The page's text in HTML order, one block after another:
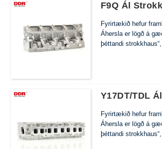
F9Q Ál
Fyrirtækið hefur
Áhersla er lögð á
þéttandi
Y17DT/TDL
Fyrirtækið hefur
Áhersla er lögð á
þéttandi